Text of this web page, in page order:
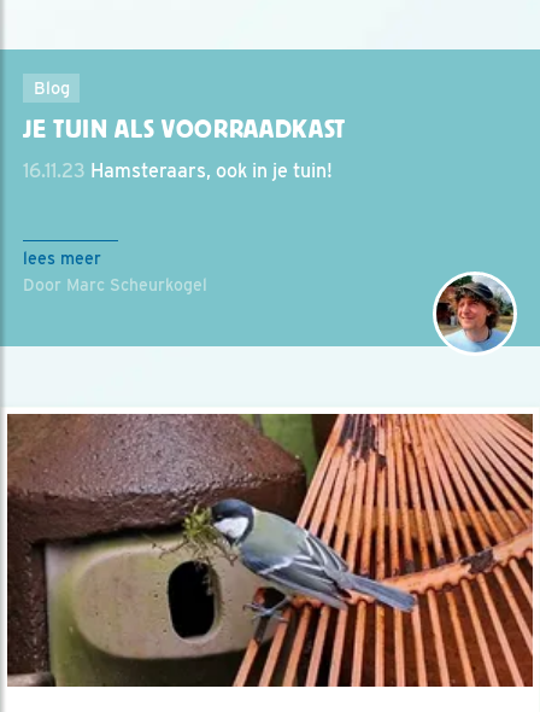
Blog
JE TUIN ALS VOORRAADKAST
16.11.23 Hamsteraars, ook in je tuin!
lees meer
Door Marc Scheurkogel